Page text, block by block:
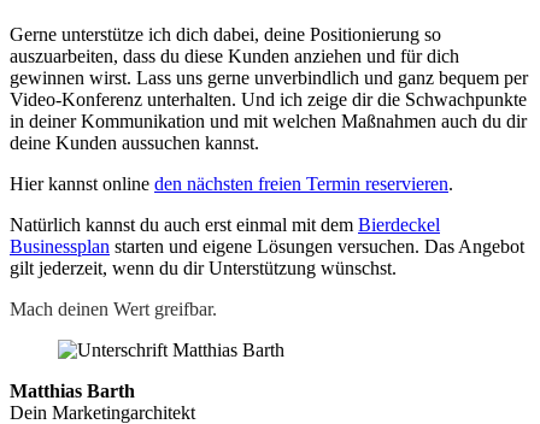
Gerne unterstütze ich dich dabei, deine Positionierung so
auszuarbeiten, dass du diese Kunden anziehen und für dich
gewinnen wirst. Lass uns gerne unverbindlich und ganz bequem per
Video-Konferenz unterhalten. Und ich zeige dir die Schwachpunkte
in deiner Kommunikation und mit welchen Maßnahmen auch du dir
deine Kunden aussuchen kannst.
Hier kannst online den nächsten freien Termin reservieren.
Natürlich kannst du auch erst einmal mit dem Bierdeckel
Businessplan starten und eigene Lösungen versuchen. Das Angebot
gilt jederzeit, wenn du dir Unterstützung wünschst.
Mach deinen Wert greifbar.
Matthias Barth
Dein Marketingarchitekt